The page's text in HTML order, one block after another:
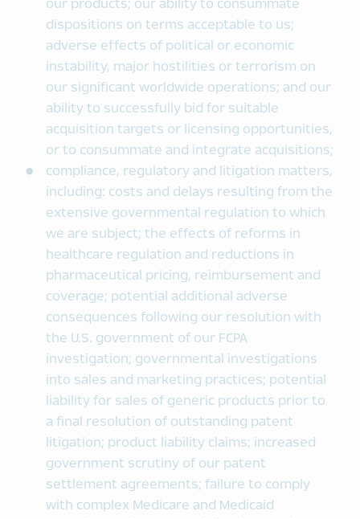
our products; our ability to consummate
dispositions on terms acceptable to us;
adverse effects of political or economic
instability, major hostilities or terrorism on
our significant worldwide operations; and our
ability to successfully bid for suitable
acquisition targets or licensing opportunities,
or to consummate and integrate acquisitions;
compliance, regulatory and litigation matters,
including: costs and delays resulting from the
extensive governmental regulation to which
we are subject; the effects of reforms in
healthcare regulation and reductions in
pharmaceutical pricing, reimbursement and
coverage; potential additional adverse
consequences following our resolution with
the U.S. government of our FCPA
investigation; governmental investigations
into sales and marketing practices; potential
liability for sales of generic products prior to
a final resolution of outstanding patent
litigation; product liability claims; increased
government scrutiny of our patent
settlement agreements; failure to comply
with complex Medicare and Medicaid